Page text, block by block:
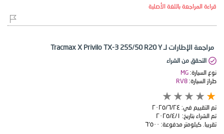
قراءة المراجعة باللغة الأصلية
مراجعة الإطارات لـ Tracmax X Privilo TX-3 255/50 R20 Y
التحقق من الشراء
نوع السيارة: MG
طراز السيارة: RV8
تم التقييم في: ٢٤‏/٦‏/٢٠٢٥
تم الشراء بتاريخ: ١‏/٤‏/٢٠٢٥
تقريبا. كيلومتر مدفوعة: ٦٬٥٠٠